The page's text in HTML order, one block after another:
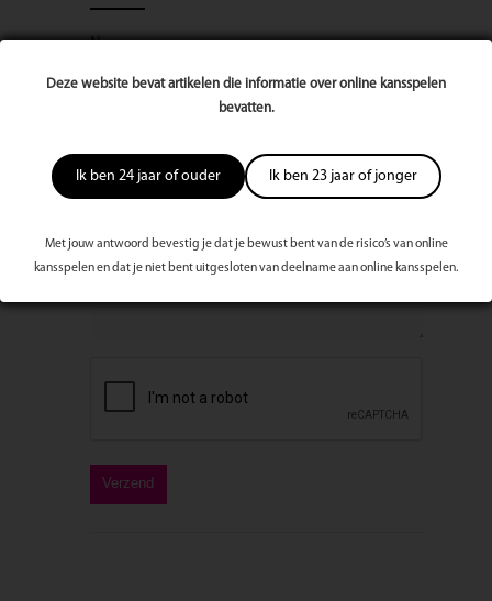
Deze website bevat artikelen die informatie over online kansspelen
bevatten.
Ik ben 24 jaar of ouder Ik ben 23 jaar of jonger
Met jouw antwoord bevestig je dat je bewust bent van de risico’s van online
kansspelen en dat je niet bent uitgesloten van deelname aan online kansspelen.
Naam
Bericht